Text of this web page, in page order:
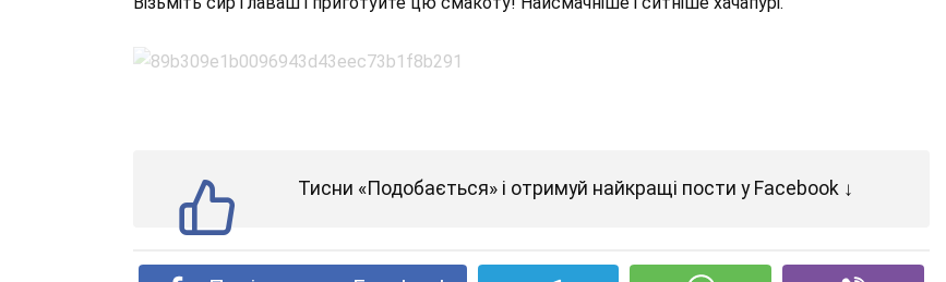
Тисни «Подобається» і отримуй найкращі пости у Facebook ↓